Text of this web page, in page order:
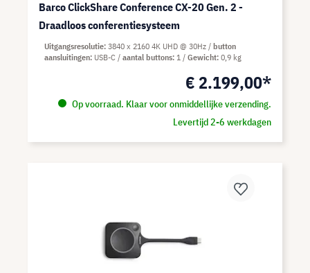
Barco ClickShare Conference CX-20 Gen. 2 -
Draadloos conferentiesysteem
€ 2.199,00*
Op voorraad. Klaar voor onmiddellijke verzending.
Levertijd 2-6 werkdagen
Uitgangsresolutie 3840 x 2160 4K UHD @ 30Hz
button
aansluitingen USB-C aantal buttons 1 Gewicht 0,9 kg